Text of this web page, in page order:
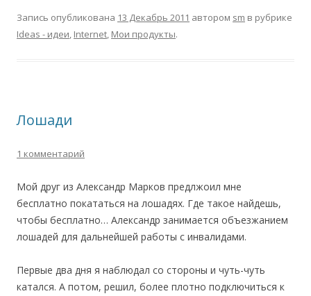
Запись опубликована 13 Декабрь 2011 автором sm в рубрике
Ideas - идеи, Internet, Мои продукты.
Лошади
1 комментарий
Мой друг из Александр Марков предлжоил мне
бесплатно покататься на лошадях. Где такое найдешь,
чтобы бесплатно… Александр занимается объезжанием
лошадей для дальнейшей работы с инвалидами.
Первые два дня я наблюдал со стороны и чуть-чуть
катался. А потом, решил, более плотно подключиться к